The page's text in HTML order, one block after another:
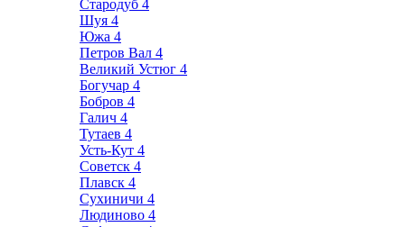
Стародуб 4
Шуя 4
Южа 4
Петров Вал 4
Великий Устюг 4
Богучар 4
Бобров 4
Галич 4
Тутаев 4
Усть-Кут 4
Советск 4
Плавск 4
Сухиничи 4
Людиново 4